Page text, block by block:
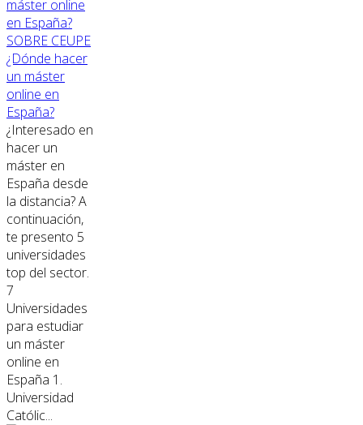
SOBRE CEUPE
¿Dónde hacer
un máster
online en
España?
¿Interesado en
hacer un
máster en
España desde
la distancia? A
continuación,
te presento 5
universidades
top del sector.
7
Universidades
para estudiar
un máster
online en
España 1.
Universidad
Católic...